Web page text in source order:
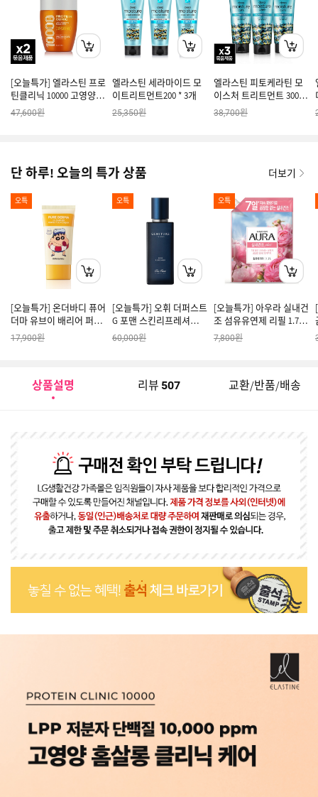
[오늘특가] 엘라스틴 프로
틴클리닉 10000 고영양 트
리 700ML X 2
47,600원
엘라스틴 세라마이드 모
이트리트먼트200 * 3개
25,350원
엘라스틴 피토케라틴 모
이스처 트리트먼트 300ml
x 3
38,700원
단 하루! 오늘의 특가 상품 더보기
오특
[오늘특가] 온더바디 퓨어
더마 유브이 배리어 퍼펙
트 선크림 80ml
17,900원
오특
[오늘특가] 오휘 더퍼스트
G 포맨 스킨리프레셔
150ml
60,000원
오특
[오늘특가] 아우라 실내건
조 섬유유연제 리필 1.7L
윌유메리미
7,800원
상품설명 리뷰 507 교환/반품/배송